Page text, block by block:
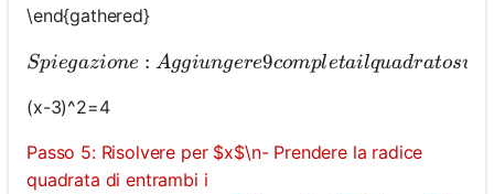
\end{gathered}
Spiegazione : Aggiungere9completailquadratosu
(x-3)^2=4
Passo 5: Risolvere per $x$\n- Prendere la radice
quadrata di entrambi i